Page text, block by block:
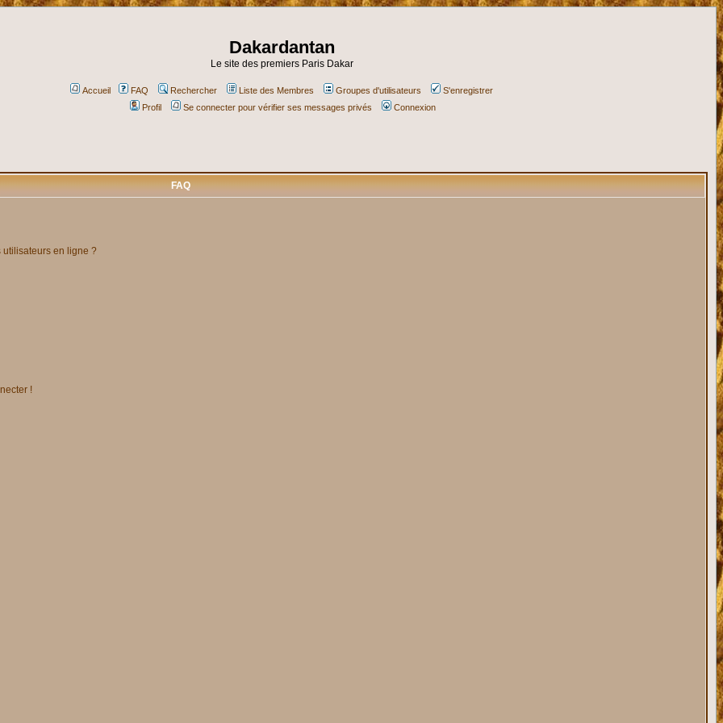
Dakardantan
Le site des premiers Paris Dakar
Accueil FAQ Rechercher Liste des Membres Groupes d'utilisateurs
S'enregistrer
Profil
Se connecter pour vérifier ses messages privés Connexion
FAQ
utilisateurs en ligne ?
!